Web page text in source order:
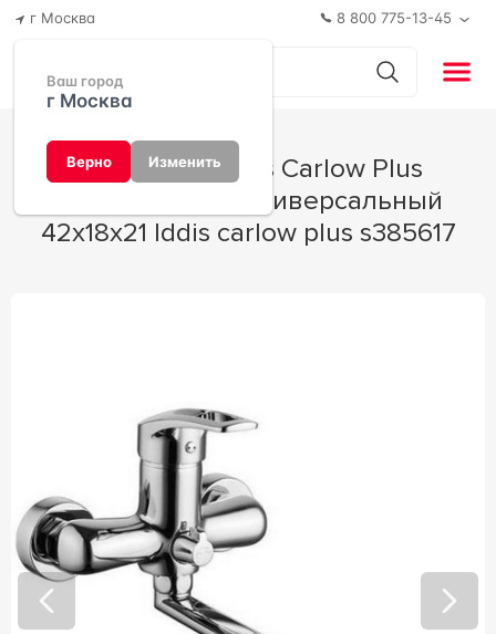
г Москва
Ваш город
г Москва
Верно Изменить
8 800 775-13-45
Смеситель Iddis Carlow Plus
CRPSBL2I10WA универсальный
42x18x21 Iddis carlow plus s385617